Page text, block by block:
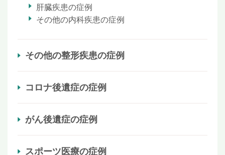
肝臓疾患の症例
その他の内科疾患の症例
その他の整形疾患の症例
コロナ後遺症の症例
がん後遺症の症例
スポーツ医療の症例